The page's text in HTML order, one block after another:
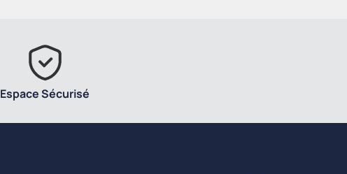
Espace Sécurisé